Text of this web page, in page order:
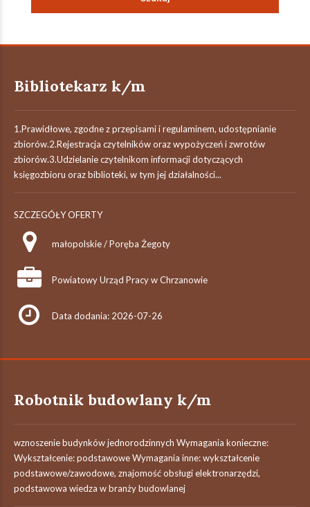
Bibliotekarz k/m
1.Prawidłowe, zgodne z przepisami i regulaminem, udostępnianie
zbiorów.2.Rejestracja czytelników oraz wypożyczeń i zwrotów
zbiorów.3.Udzielanie czytelnikom informacji dotyczących
księgozbioru oraz biblioteki, w tym jej działalności...
SZCZEGÓŁY OFERTY
małopolskie / Poręba Żegoty
Powiatowy Urząd Pracy w Chrzanowie
Data dodania: 2026-07-26
Robotnik budowlany k/m
wznoszenie budynków jednorodzinnych Wymagania konieczne:
Wykształcenie: podstawowe Wymagania inne: wykształcenie
podstawowe/zawodowe, znajomość obsługi elektronarzędzi,
podstawowa wiedza w branży budowlanej